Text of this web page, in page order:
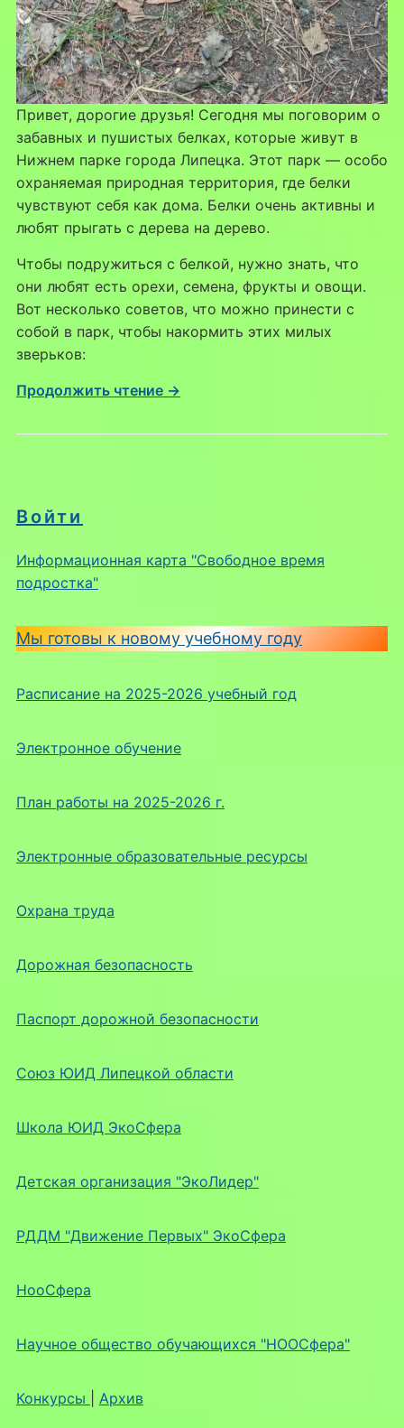
Войти
Информационная карта "Свободное время
подростка"
Мы готовы к новому учебному году
Расписание на 2025-2026 учебный год
Электронное обучение
План работы на 2025-2026 г.
Электронные образовательные ресурсы
Охрана труда
Дорожная безопасность
Паспорт дорожной безопасности
Союз ЮИД Липецкой области
Школа ЮИД ЭкоСфера
Детская организация "ЭкоЛидер"
РДДМ "Движение Первых" ЭкоСфера
НооСфера
Научное общество обучающихся "НООСфера"
Конкурсы Архив
Привет, дорогие друзья! Сегодня мы поговорим о
забавных и пушистых белках, которые живут в
Нижнем парке города Липецка. Этот парк — особо
охраняемая природная территория, где белки
чувствуют себя как дома. Белки очень активны и
любят прыгать с дерева на дерево.
Чтобы подружиться с белкой, нужно знать, что
они любят есть орехи, семена, фрукты и овощи.
Вот несколько советов, что можно принести с
собой в парк, чтобы накормить этих милых
зверьков:
Продолжить чтение →